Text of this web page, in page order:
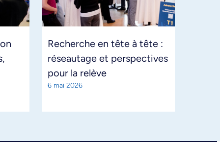
Recherche en tête à tête :
réseautage et perspectives
pour la relève
6 mai 2026